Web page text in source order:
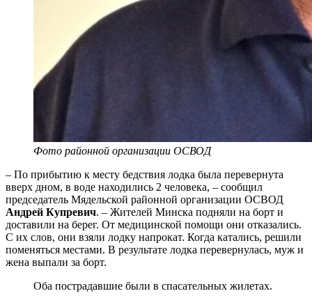
Фото районной организации ОСВОД
– По прибытию к месту бедствия лодка была перевернута
вверх дном, в воде находились 2 человека, – сообщил
председатель Мядельской районной организации ОСВОД
Андрей Купревич. – Жителей Минска подняли на борт и
доставили на берег. От медицинской помощи они отказались.
С их слов, они взяли лодку напрокат. Когда катались, решили
поменяться местами. В результате лодка перевернулась, муж и
жена выпали за борт.
Оба пострадавшие были в спасательных жилетах.